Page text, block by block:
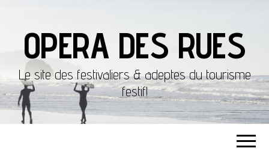
OPERA DES RUES
Le site des festivaliers & adeptes du tourisme
festif!